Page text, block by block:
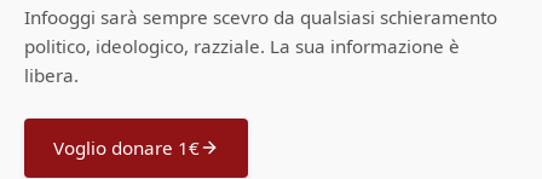
Infooggi sarà sempre scevro da qualsiasi schieramento
politico, ideologico, razziale. La sua informazione è
libera.
Voglio donare 1€